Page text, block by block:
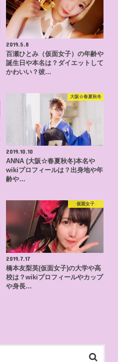
2019.5.8
百瀬ひとみ（仮面女子）の年齢や
誕生日や本名は？ダイエットして
かわいい？彼…
大阪☆春夏秋冬
2019.10.10
ANNA (大阪☆春夏秋冬)本名や
wikiプロフィールは？出身地や年
齢や…
仮面女子
2019.7.17
橋本友梨英(仮面女子)の大学や高
校は？wikiプロフィールやカップ
や身長…